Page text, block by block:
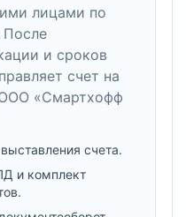
лицами по
После
и сроков
счет на
«Смартхофф
счета.
и комплект